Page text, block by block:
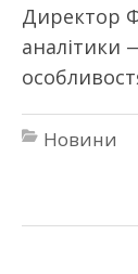
Директор
аналітики
Новини